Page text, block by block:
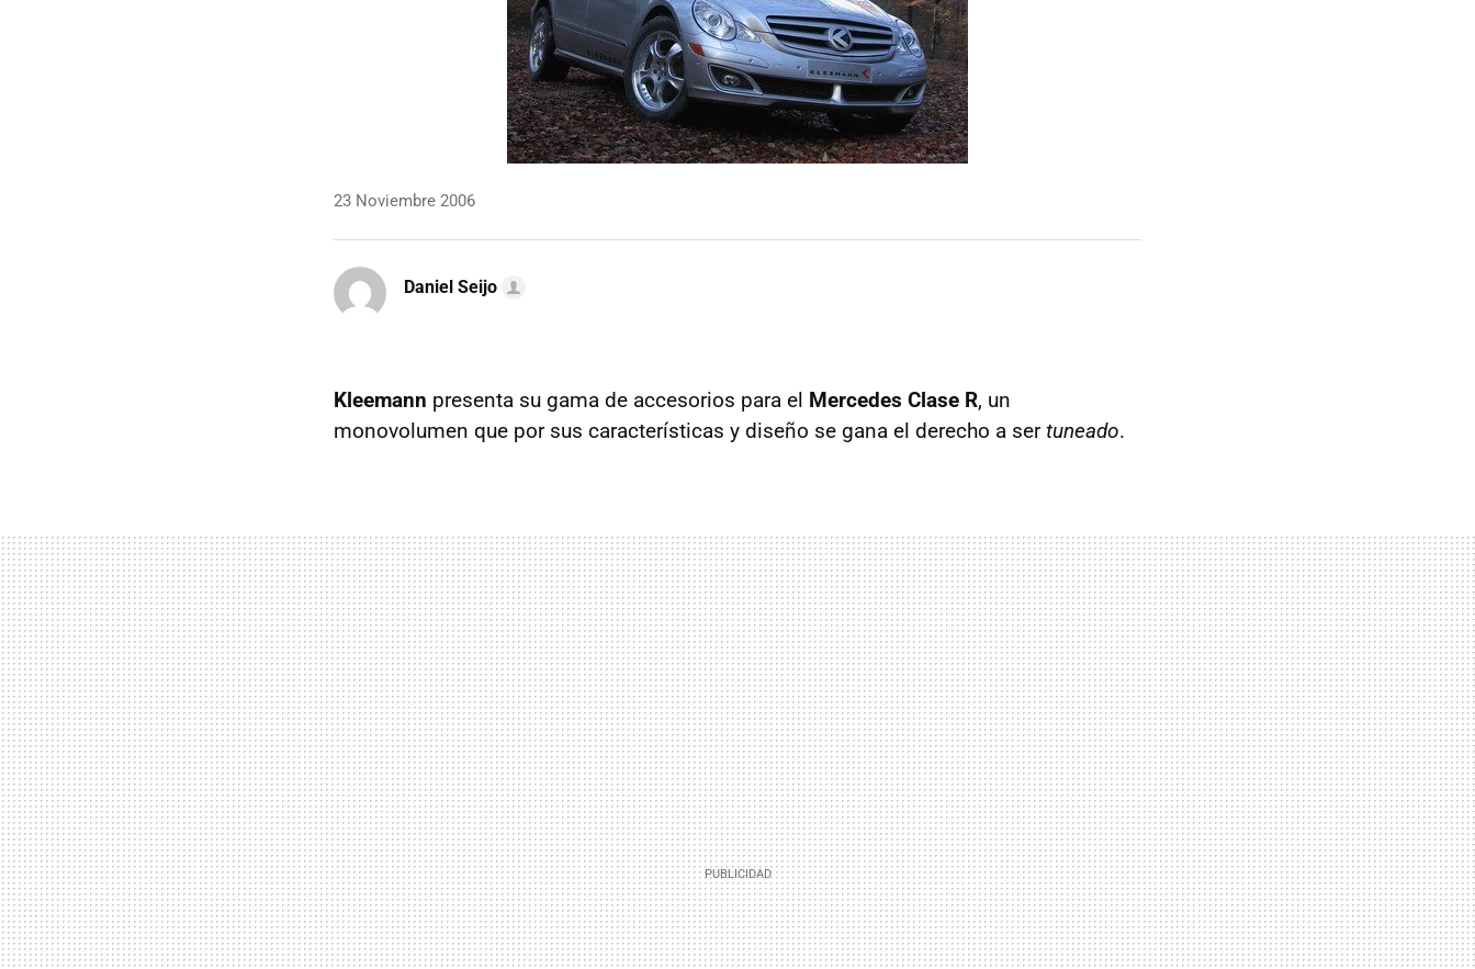
23 Noviembre 2006
Daniel Seijo
Kleemann presenta su gama de accesorios para el Mercedes Clase R, un
monovolumen que por sus características y diseño se gana el derecho a sertuneado.